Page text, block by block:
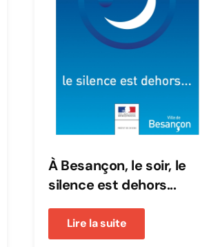
À Besançon, le soir, le
silence est dehors...
Lire la suite